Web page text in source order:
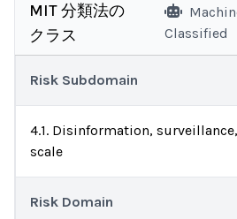
MIT 分類法の
クラス
Classified
Risk Subdomain
4.1. Disinformation,
scale
Risk Domain